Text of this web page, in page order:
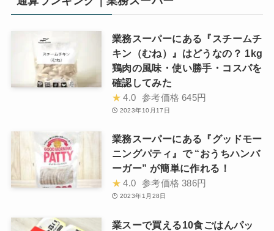
業務スーパーにある『スチームチ
キン（むね）』はどうなの？ 1kg
鶏肉の風味・使い勝手・コスパを
確認してみた
★ 4.0 参考価格 645円
2023年10月17日
業務スーパーにある『グッドモー
ニングパティ』で “おうちハンバ
ーガー” が簡単に作れる！
★ 4.0 参考価格 386円
2023年1月28日
業スーで買える10食ごはんパッ